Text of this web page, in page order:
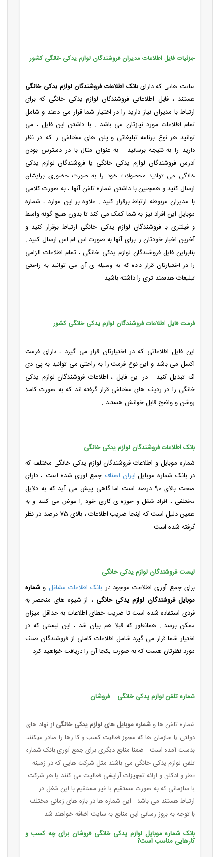
جزئیات فایل اطلاعات مدیران فروشندگان لوازم یدکی خانگی کشور
سایت هایی که دارایبانک اطلاعات فروشندگان لوازم یدکی خانگی
هستند ، فایل اطلاعاتی فروشندگان لوازم یدکی خانگی که برای
ارتباط با مدیران نیاز دارید را در اختیار شما قرار می دهند و شامل
تمام اطلاعات مورد نیازتان می باشد . با داشتن این فایل ، می
توانید هر نوع برنامه تبلیغاتی و پلن های مختلفی را که در نظر
دارید را به نتیجه برسانید . به عنوان مثال با در دسترس بودن
آدرس فروشندگان لوازم یدکی خانگی یا فروشندگان لوازم یدکی
خانگی می توانید محصولات خود را به صورت حضوری برایشان
ارسال کنید و همچنین با داشتن شماره تلفنِ آنها ، به صورت کلامی
با مدیرانِ مربوطه ارتباط برقرار کنید . علاوه بر این موارد ، شماره
موبایل این افراد نیز به شما کمک می کند تا بدون هیچ گونه واسط
و فیلتری با فروشندگان لوازم یدکی خانگی ارتباط برقرار کنید و
آخرین اخبار خودتان را برای آنها به صورت اس ام اس ارسال کنید .
بنابراین فایل فروشندگان لوازم یدکی خانگی ، تمام اطلاعات الزامی
را در اختیارتان قرار داده که به وسیله ی آن می توانید به راحتی
تبلیغات هدفمند تری را داشته باشید .
فرمت فایل اطلاعات فروشندگان لوازم یدکی خانگی کشور
این فایل اطلاعاتی که در اختیارتان قرار می گیرد ، دارای فرمت
اکسل می باشد و این نوع فرمت را به راحتی می توانید به پی دی
اف تبدیل کنید . در این فایل ، اطلاعات فروشندگان لوازم یدکی
خانگی را در ردیف های مختلفی قرار گرفته اند که به صورت کاملا
روشن و واضح قابل خوانش هستند .
بانک اطلاعات فروشندگان لوازم یدکی خانگی
شماره موبایل و اطلاعات فروشندگان لوازم یدکی خانگی مختلف که
در بانک شماره موبایل ایران اصناف جمع آوری شده است ، دارای
صحت بالای 90 درصد است اما گاهی پیش می آید که به دلایل
مختلفی ، افراد شغل و حوزه ی کاری خود را عوض می کنند و به
همین دلیل است که اینجا ضریب اطلاعات ، بالای 75 درصد در نظر
گرفته شده است .
لیست فروشندگان لوازم یدکی خانگی
برای جمع آوری اطلاعات موجود در بانک اطلاعات مشاغل و شماره
موبایل فروشندگان لوازم یدکی خانگی ، از شیوه های منحصر به
فردی استفاده شده است تا ضریب خطای اطلاعات به حداقل میزان
ممکن برسد . همانطور که قبلا هم بیان شد ، این لیستی که در
اختیار شما قرار می گیرد شامل اطلاعات کاملی از فروشندگان صنف
مورد نظرتان هست که به صورت یکجا آن را دریافت خواهید کرد .
شماره تلفن لوازم یدکی خانگی فروشان
شماره تلفن ها و شماره موبایل های لوازم یدکی خانگی از نهاد های
دولتی یا سازمان ها که مجوز فعالیت کسب و کا رها را صادر میکنند
بدست آمده است . ضمنا منابع دیگری برای جمع آوری بانک شماره
تلفن لوازم یدکی خانگی می باشند مثل شرکت هایی که در زمینه
عطر و ادکلن و ارائه تجهیزات آرایشی فعالیت می کنند یا هر شرکت
یا سازمانی که به صورت مستقیم یا غیر مستقیم با این شغل در
ارتباط هستند می باشد . این شماره ها در بازه های زمانی مختلف
با توجه به بروز رسانی این منابع به سایت اضافه خواهند شد
بانک شماره موبایل لوازم یدکی خانگی فروشان برای چه کسب و
کارهایی مناسب است؟